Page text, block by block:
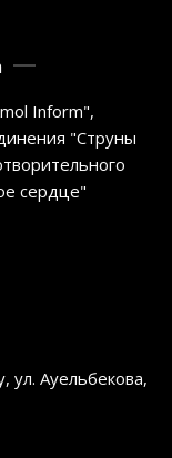
Inform",
"Струны
сердце"
ул. Ауельбекова,